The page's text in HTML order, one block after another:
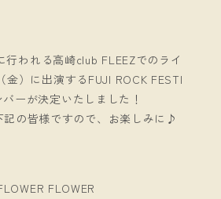
行われる高崎club FLEEZでのライ
金）に出演するFUJI ROCK FESTI
バーが決定いたしました！
記の皆様ですので、お楽しみに♪
FLOWER